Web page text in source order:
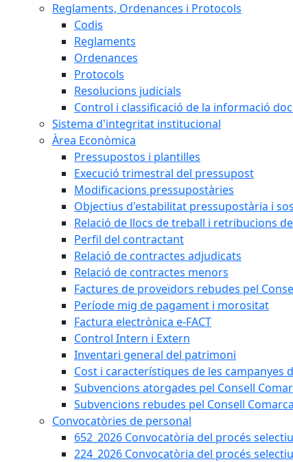
Reglaments, Ordenances i Protocols
Codis
Reglaments
Ordenances
Protocols
Resolucions judicials
Control i classificació de la informació
Sistema d'integritat institucional
Àrea Econòmica
Pressupostos i plantilles
Execució trimestral del pressupost
Modificacions pressupostàries
Objectius d'estabilitat pressupostària i
Relació de llocs de treball i retribucions
Perfil del contractant
Relació de contractes adjudicats
Relació de contractes menors
Factures de proveïdors rebudes pel
Període mig de pagament i morositat
Factura electrònica e-FACT
Control Intern i Extern
Inventari general del patrimoni
Cost i característiques de les campanyes
Subvencions atorgades pel Consell
Subvencions rebudes pel Consell
Convocatòries de personal
652_2026 Convocatòria del procés
224_2026 Convocatòria del procés